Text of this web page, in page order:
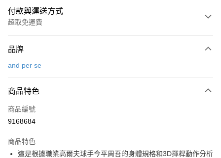
付款與運送方式
超取免運費
信用卡一次付款
LINE Pay
Apple Pay
悠遊付
品牌
and per se
商品特色
商品編號
9168684
商品特色
這是根據職業高爾夫球手今平周吾的身體規格和3D揮桿動作分析